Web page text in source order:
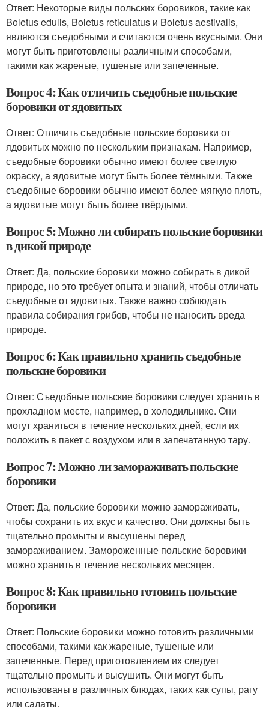
Ответ: Некоторые виды польских боровиков, такие как
Boletus edulis, Boletus reticulatus и Boletus aestivalis,
являются съедобными и считаются очень вкусными. Они
могут быть приготовлены различными способами,
такими как жареные, тушеные или запеченные.
Вопрос 4: Как отличить съедобные польские
боровики от ядовитых
Ответ: Отличить съедобные польские боровики от
ядовитых можно по нескольким признакам. Например,
съедобные боровики обычно имеют более светлую
окраску, а ядовитые могут быть более тёмными. Также
съедобные боровики обычно имеют более мягкую плоть,
а ядовитые могут быть более твёрдыми.
Вопрос 5: Можно ли собирать польские боровики
в дикой природе
Ответ: Да, польские боровики можно собирать в дикой
природе, но это требует опыта и знаний, чтобы отличать
съедобные от ядовитых. Также важно соблюдать
правила собирания грибов, чтобы не наносить вреда
природе.
Вопрос 6: Как правильно хранить съедобные
польские боровики
Ответ: Съедобные польские боровики следует хранить в
прохладном месте, например, в холодильнике. Они
могут храниться в течение нескольких дней, если их
положить в пакет с воздухом или в запечатанную тару.
Вопрос 7: Можно ли замораживать польские
боровики
Ответ: Да, польские боровики можно замораживать,
чтобы сохранить их вкус и качество. Они должны быть
тщательно промыты и высушены перед
замораживанием. Замороженные польские боровики
можно хранить в течение нескольких месяцев.
Вопрос 8: Как правильно готовить польские
боровики
Ответ: Польские боровики можно готовить различными
способами, такими как жареные, тушеные или
запеченные. Перед приготовлением их следует
тщательно промыть и высушить. Они могут быть
использованы в различных блюдах, таких как супы, рагу
или салаты.